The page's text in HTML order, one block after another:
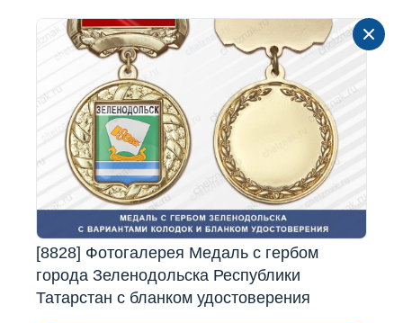
[8828] Фотогалерея Медаль с гербом
города Зеленодольска Республики
Татарстан с бланком удостоверения